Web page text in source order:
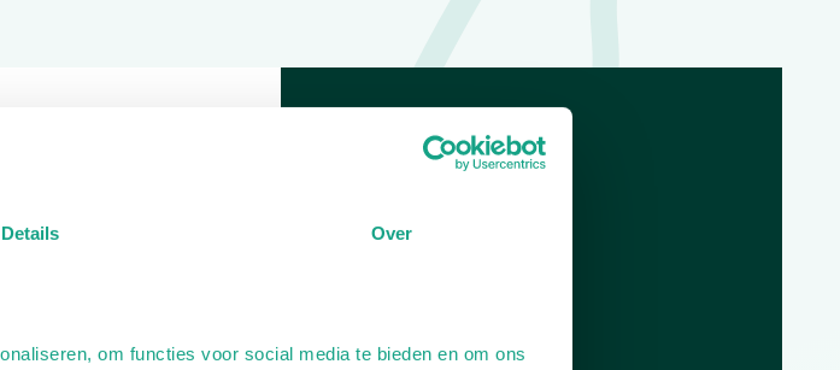
Details Over
om functies voor social media te bieden en om ons
Openingstijden
Plan je route